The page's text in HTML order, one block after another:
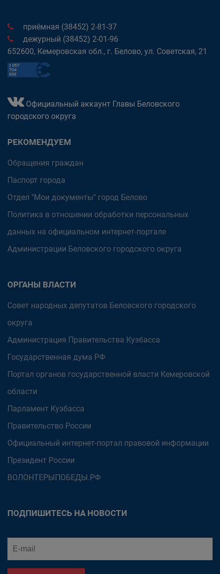
приёмная (38452) 2-81-37
дежурный (38452) 2-01-96
652600, Кемеровская обл., г. Белово, ул. Советская, 21
Официальный аккаунт Главы Беловского
городского округа
РЕКОМЕНДУЕМ
Обращения граждан
Паспорт города
Отдел "Мои документы" город Белово
Политика в отношении обработки персональных
данных на официальном интернет-портале
Администрации Беловского городского округа
ОРГАНЫ ВЛАСТИ
Совет народных депутатов Беловского городского
округа
Администрация Правительства Кузбасса
Государственная дума РФ
Портал органов государственной власти Кемеровской
области
Парламент Кузбасса
Правительство России
Официальный интернет-портал правовой информации
Президент России
ВОЛОНТЕРЫПОБЕДЫ.РФ
ПОДПИШИТЕСЬ НА НОВОСТИ